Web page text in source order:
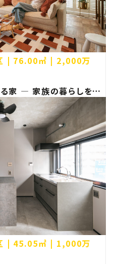
76.00㎡
2,000万
家 ― 家族の暮らしを再
区 マンション リノベー
45.05㎡
1,000万